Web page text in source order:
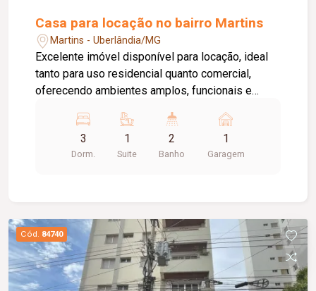
Casa para locação no bairro Martins
Martins - Uberlândia/MG
Excelente imóvel disponível para locação, ideal
tanto para uso residencial quanto comercial,
oferecendo ambientes amplos, funcionais e
com 03 quartos com armários, sendo 01 suíte, 02
salas, 01 cozinha com armários, 01 banheiro
social, 01 lavanderia, 01 despensa, 01 banheiro
instalar seu negócio em um ambiente confortável
e funcional.
3
Dorm.
1
Suite
2
Banho
1
Garagem
Cód. 84740